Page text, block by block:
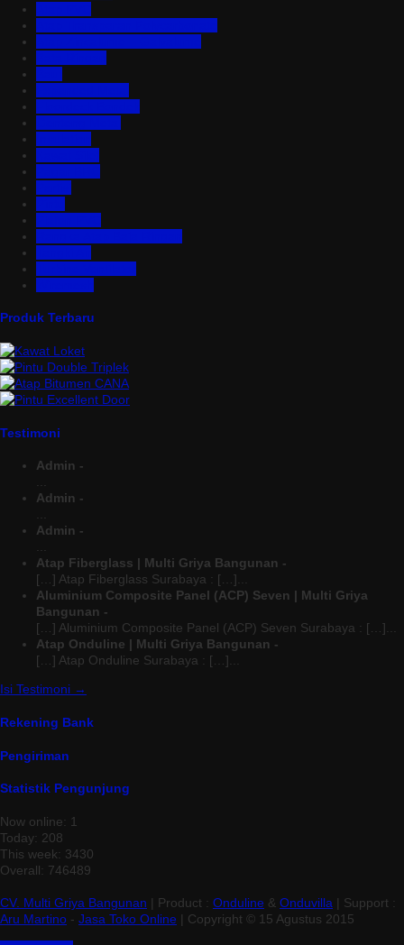
Produk Terbaru
Testimoni
Admin -
...
Admin -
...
Admin -
...
Atap Fiberglass | Multi Griya Bangunan -
[…] Atap Fiberglass Surabaya : […]...
Aluminium Composite Panel (ACP) Seven | Multi Griya
Bangunan -
[…] Aluminium Composite Panel (ACP) Seven Surabaya : […]...
Atap Onduline | Multi Griya Bangunan -
[…] Atap Onduline Surabaya : […]...
Isi Testimoni →
Rekening Bank
Pengiriman
Statistik Pengunjung
Now online: 1
Today: 208
This week: 3430
Overall: 746489
CV. Multi Griya Bangunan | Product : Onduline & Onduvilla | Support :
Aru Martino - Jasa Toko Online | Copyright © 15 Agustus 2015